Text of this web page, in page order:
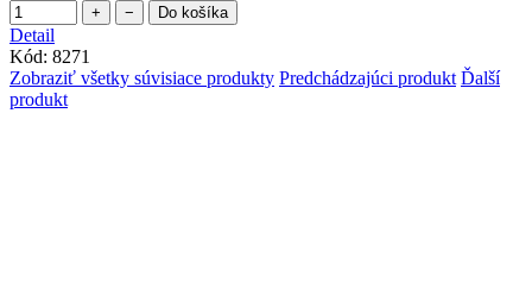
+ − Do košíka
Detail
Kód: 8271
Zobraziť všetky súvisiace produkty Predchádzajúci produkt Ďalší
produkt